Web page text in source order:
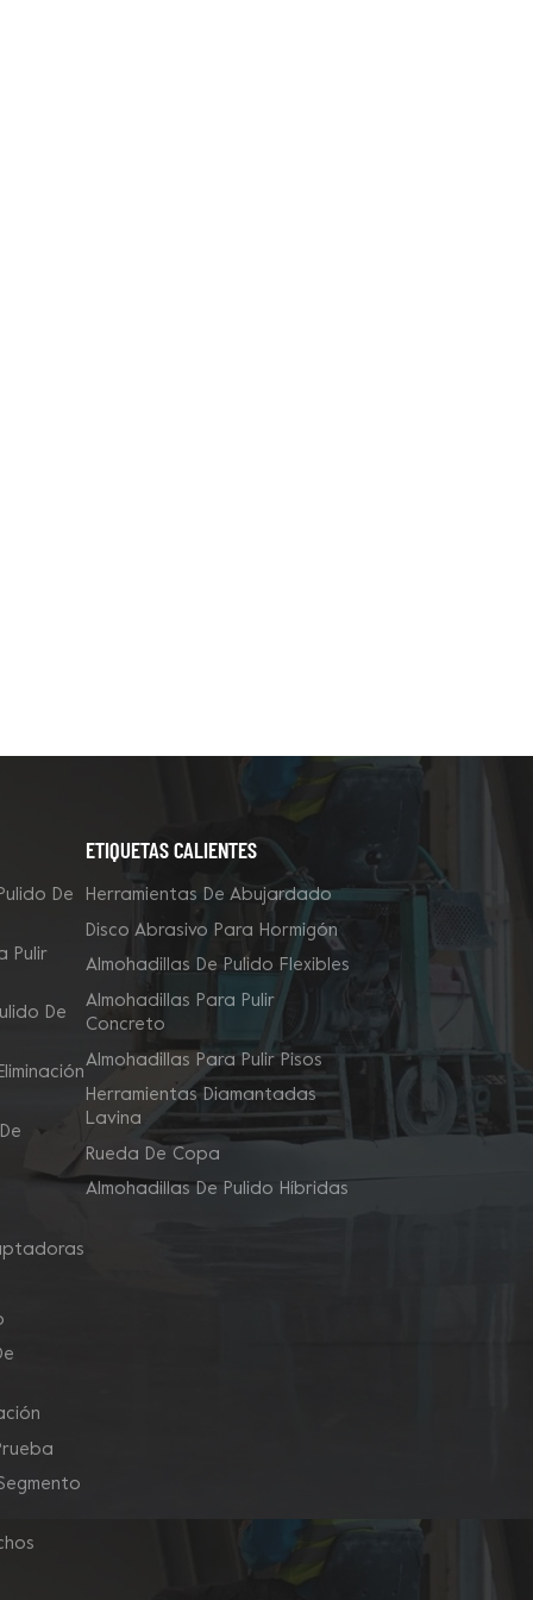
De
Pulir
De
ETIQUETAS CALIENTES
Herramientas De Abujardado
Disco Abrasivo Para Hormigón
Almohadillas De Pulido Flexibles
Almohadillas Para Pulir
Concreto
Almohadillas Para Pulir Pisos
Herramientas Diamantadas
Lavina
Rueda De Copa
Almohadillas De Pulido Híbridas